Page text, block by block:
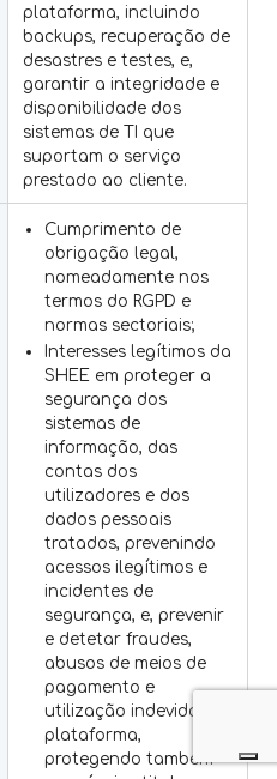
plataforma, incluindo
backups, recuperação de
desastres e testes, e,
garantir a integridade e
disponibilidade dos
sistemas de TI que
suportam o serviço
prestado ao cliente.
Cumprimento de
obrigação legal,
nomeadamente nos
termos do RGPD e
normas sectoriais;
Interesses legítimos da
SHEE em proteger a
segurança dos
sistemas de
informação, das
contas dos
utilizadores e dos
dados pessoais
tratados, prevenindo
acessos ilegítimos e
incidentes de
segurança, e, prevenir
e detetar fraudes,
abusos de meios de
pagamento e
utilização indevida da
plataforma,
protegendo também